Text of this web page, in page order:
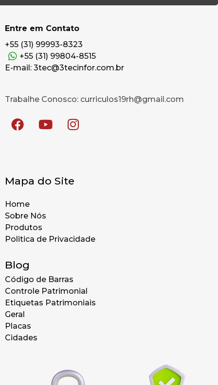
Entre em Contato
+55 (31) 99993-8323
+55 (31) 99804-8515
E-mail: 3tec@3tecinfor.com.br
Trabalhe Conosco: curriculos19rh@gmail.com
Mapa do Site
Home
Sobre Nós
Produtos
Politica de Privacidade
Blog
Código de Barras
Controle Patrimonial
Etiquetas Patrimoniais
Geral
Placas
Cidades